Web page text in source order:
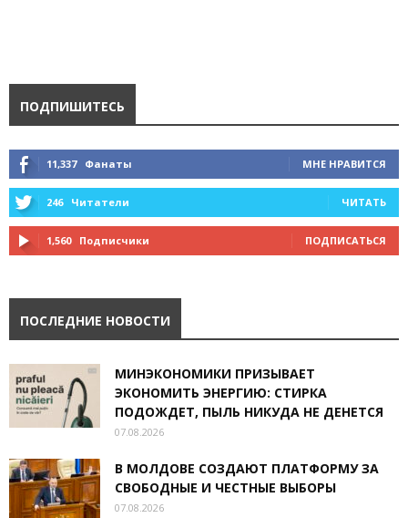
ПОДПИШИТЕСЬ
11,337 Фанаты МНЕ НРАВИТСЯ
246 Читатели ЧИТАТЬ
1,560 Подписчики ПОДПИСАТЬСЯ
ПОСЛЕДНИЕ НОВОСТИ
МИНЭКОНОМИКИ ПРИЗЫВАЕТ
ЭКОНОМИТЬ ЭНЕРГИЮ: СТИРКА
ПОДОЖДЕТ, ПЫЛЬ НИКУДА НЕ ДЕНЕТСЯ
07.08.2026
В МОЛДОВЕ СОЗДАЮТ ПЛАТФОРМУ ЗА
СВОБОДНЫЕ И ЧЕСТНЫЕ ВЫБОРЫ
07.08.2026